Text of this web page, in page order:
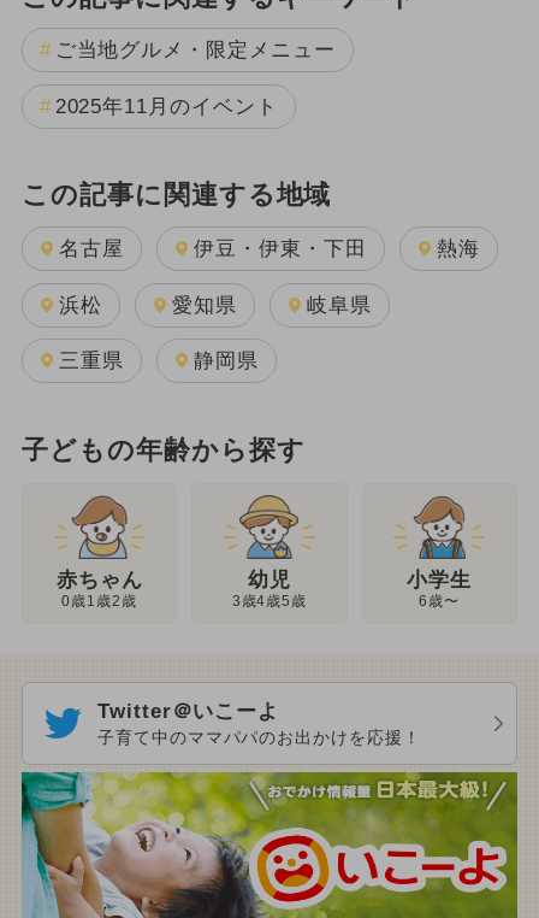
ご当地グルメ・限定メニュー
2025年11月のイベント
この記事に関連する地域
名古屋 伊豆・伊東・下田 熱海
浜松 愛知県 岐阜県
三重県 静岡県
子どもの年齢から探す
赤ちゃん
0歳1歳2歳
幼児
3歳4歳5歳
小学生
6歳〜
Twitter＠いこーよ
子育て中のママパパのお出かけを応援！